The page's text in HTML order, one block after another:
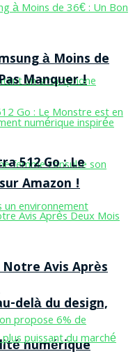
delà du design,
numérique
à Moins de
Manquer !
512 Go : Le
Amazon !
Notre Avis Après